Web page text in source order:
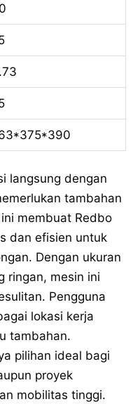
langsung dengan
tambahan
membuat Redbo
dan efisien untuk
Dengan ukuran
ringan, mesin ini
Pengguna
lokasi kerja
tambahan.
pilihan ideal bagi
proyek
mobilitas tinggi.